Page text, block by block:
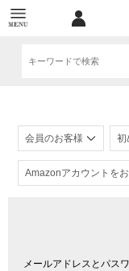
会員のお客様 初
Amazonアカウントを
メールアドレスとパス